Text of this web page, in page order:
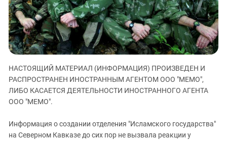
ЗАСТАВЛЯЕТ
КАВКАЗ ЗА ПАЛЕСТИНУ
ИНАКОМЫСЛИЕ В ЧЕЧНЕ
ПРЕСЛЕДОВАНИЕ АКТИВИСТОВ
МОБИЛИЗАЦИЯ И ПРОТЕСТЫ
Дагестан
Ингушетия
Кабардино-Балкария
Калмыкия
Карачаево-Черкесия
Краснодарский край
Нагорный Карабах
Ростовская область
НАСТОЯЩИЙ МАТЕРИАЛ (ИНФОРМАЦИЯ) ПРОИЗВЕДЕН И
РАСПРОСТРАНЕН ИНОСТРАННЫМ АГЕНТОМ ООО "МЕМО",
ЛИБО КАСАЕТСЯ ДЕЯТЕЛЬНОСТИ ИНОСТРАННОГО АГЕНТА
ООО "МЕМО".
Информация о создании отделения "Исламского государства"
на Северном Кавказе до сих пор не вызвала реакции у